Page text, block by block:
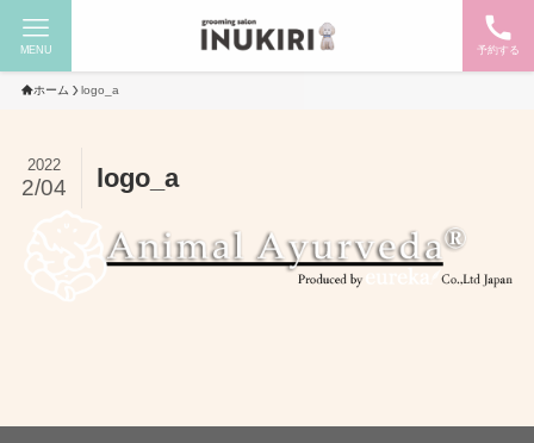
予約する
MENU
ホーム logo_a
logo_a
2022
2/04